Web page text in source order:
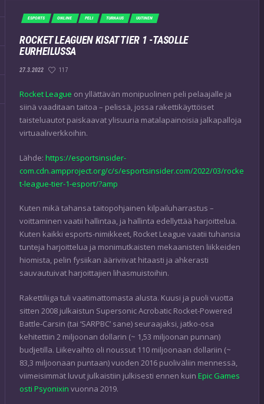
ESPORTS ONLINE PELI TURNAUS UUTINEN
ROCKET LEAGUEN KISAT TIER 1 -TASOLLE
EURHEILUSSA
27.3.2022 117
Rocket League on yllättävän monipuolinen peli pelaajalle ja
siinä vaaditaan taitoa – pelissä, jossa rakettikäyttöiset
taisteluautot paiskaavat ylisuuria matalapainoisia jalkapalloja
virtuaaliverkkoihin.
Lähde: https://esportsinsider-
com.cdn.ampproject.org/c/s/esportsinsider.com/2022/03/rocke
t-league-tier-1-esport/?amp
Kuten mikä tahansa taitopohjainen kilpailuharrastus –
voittaminen vaatii hallintaa, ja hallinta edellyttää harjoittelua.
Kuten kaikki esports-nimikkeet, Rocket League vaatii tuhansia
tunteja harjoittelua ja monimutkaisten mekaanisten liikkeiden
hiomista, pelin fysiikan ääriviivat hitaasti ja ahkerasti
sauvautuivat harjoittajien lihasmuistoihin.
Rakettiliiga tuli vaatimattomasta alusta. Kuusi ja puoli vuotta
sitten 2008 julkaistun Supersonic Acrobatic Rocket-Powered
Battle-Carsin (tai ‘SARPBC’ sane) seuraajaksi, jatko-osa
kehitettiin 2 miljoonan dollarin (~ 1,53 miljoonan punnan)
budjetilla. Liikevaihto oli noussut 110 miljoonaan dollariin (~
83,3 miljoonaan puntaan) vuoden 2016 puoliväliin mennessä,
viimeisimmät luvut julkaistiin julkisesti ennen kuin Epic Games
osti Psyonixin vuonna 2019.